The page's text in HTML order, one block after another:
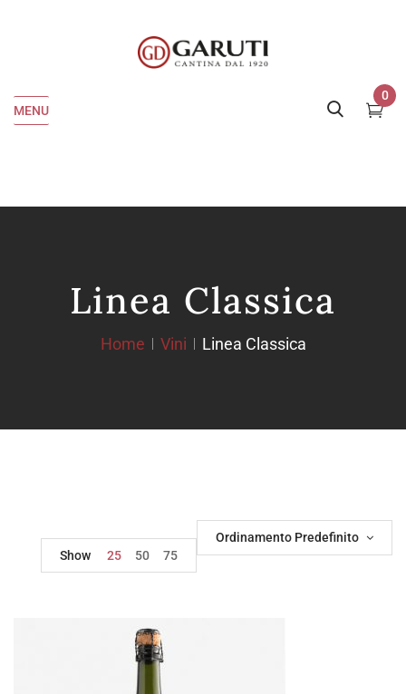
MENU
0
Linea Classica
Home Vini Linea Classica
Ordinamento Predefinito
Show
25 50 75